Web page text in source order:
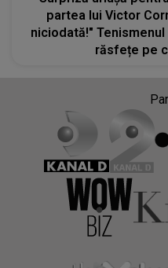
partea lui Victor
niciodată!"
răsfețe pe